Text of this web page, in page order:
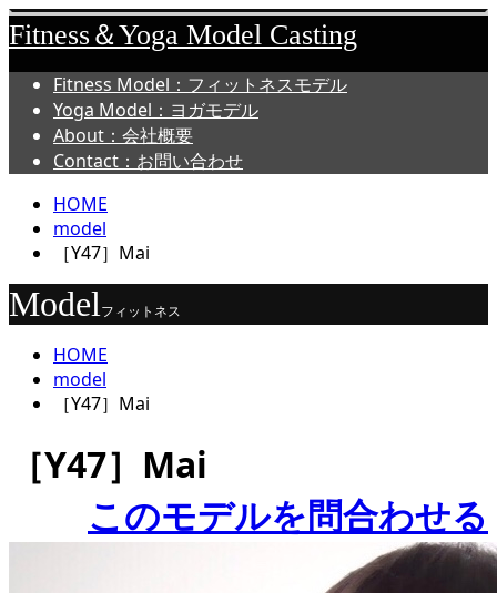
Fitness＆Yoga Model Casting
Fitness Model：フィットネスモデル
Yoga Model：ヨガモデル
About：会社概要
Contact：お問い合わせ
HOME
model
［Y47］Mai
Model フィットネス
HOME
model
［Y47］Mai
［Y47］Mai
このモデルを問合わせる